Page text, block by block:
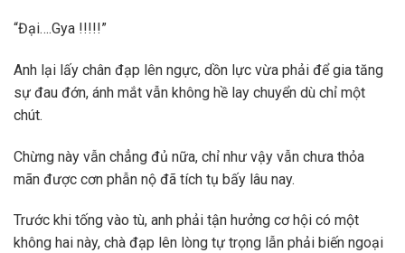
“Đại….Gya !!!!!”
Anh lại lấy chân đạp lên ngực, dồn lực vừa phải để gia tăng
sự đau đớn, ánh mắt vẫn không hề lay chuyển dù chỉ một
chút.
Chừng này vẫn chẳng đủ nữa, chỉ như vậy vẫn chưa thỏa
mãn được cơn phẫn nộ đã tích tụ bấy lâu nay.
Trước khi tống vào tù, anh phải tận hưởng cơ hội có một
không hai này, chà đạp lên lòng tự trọng lẫn phải biến ngoại